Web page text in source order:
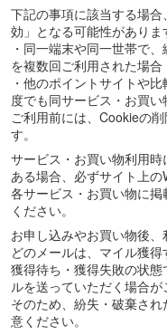
下記の事項に該当する場
効」となる可能性がありま
・同一端末や同一世帯で
を複数回ご利用された場合
・他のポイントサイトや
度でも同サービス・お買
ご利用前には、Cookieの
す。
サービス・お買い物利用
ある場合、必ずサイト上の
各サービス・お買い物に
ください。
お申し込みやお買い物後
どのメールは、マイル獲得
獲得待ち・獲得失敗の状
ルを送っていただく場合が
そのため、紛失・破棄さ
意ください。